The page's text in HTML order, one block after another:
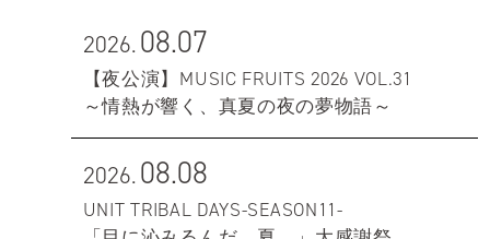
2026.08.07
【夜公演】MUSIC FRUITS 2026 VOL.31
～情熱が響く、真夏の夜の夢物語～
2026.08.08
UNIT TRIBAL DAYS-SEASON11-